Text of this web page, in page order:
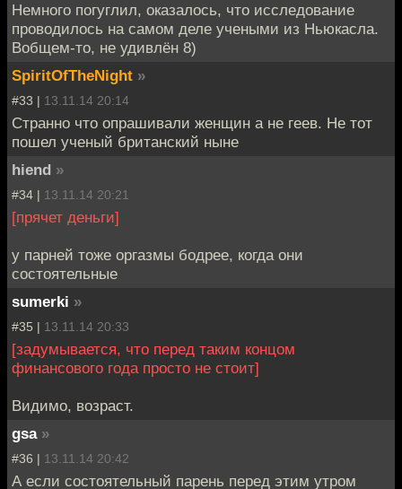
Немного погуглил, оказалось, что исследование
проводилось на самом деле учеными из Ньюкасла.
Вобщем-то, не удивлён 8)
SpiritOfTheNight »
#33 | 13.11.14 20:14
Странно что опрашивали женщин а не геев. Не тот
пошел ученый британский ныне
hiend »
#34 | 13.11.14 20:21
[прячет деньги]
у парней тоже оргазмы бодрее, когда они
состоятельные
sumerki »
#35 | 13.11.14 20:33
[задумывается, что перед таким концом
финансового года просто не стоит]
Видимо, возраст.
gsa »
#36 | 13.11.14 20:42
А если состоятельный парень перед этим утром